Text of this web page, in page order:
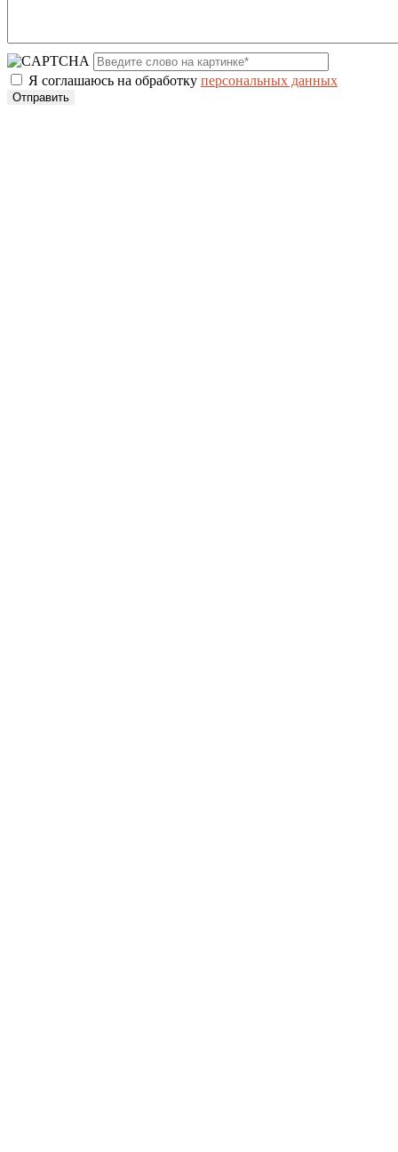
Я соглашаюсь на обработку персональных данных